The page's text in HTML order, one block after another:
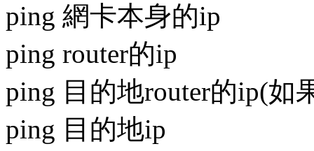
ping 網卡本身的ip
ping router的ip
ping 目的地router的ip(如
ping 目的地ip